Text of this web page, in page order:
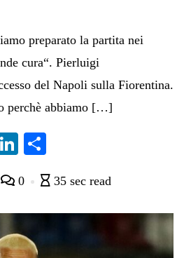
preparato la partita nei
cura“. Pierluigi
del Napoli sulla Fiorentina.
perchè abbiamo […]
Te
Li
ed
In
di
vi
di
0 35 sec read